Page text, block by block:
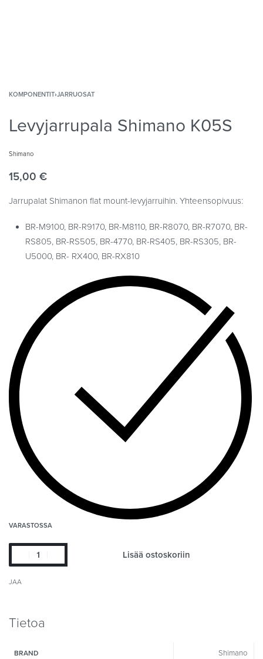
KOMPONENTIT›JARRUOSAT
Levyjarrupala Shimano K05S
Shimano
15,00 €
Jarrupalat Shimanon flat mount-levyjarruihin. Yhteensopivuus:
BR-M9100, BR-R9170, BR-M8110, BR-R8070, BR-R7070, BR-
RS805, BR-RS505, BR-4770, BR-RS405, BR-RS305, BR-
U5000, BR- RX400, BR-RX810
VARASTOSSA
Lisää ostoskoriin
JAA
Tietoa
BRAND Shimano